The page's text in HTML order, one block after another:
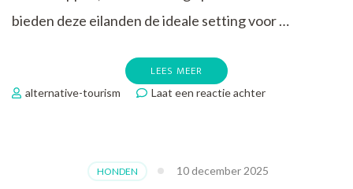
bieden deze eilanden de ideale setting voor …
LEES MEER
alternative-tourism Laat een reactie achterop
een
HONDEN 10 december 2025